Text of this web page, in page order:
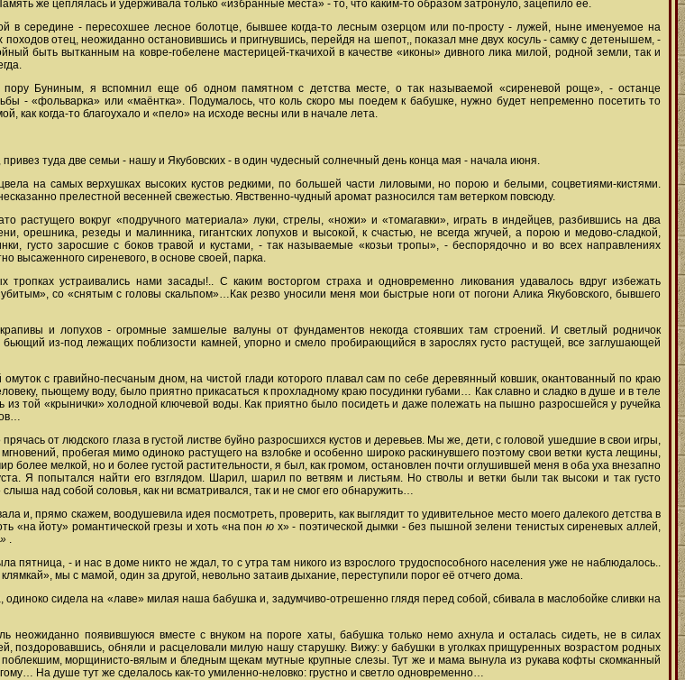
же цеплялась и удерживала только «избранные места» - то, что каким-то образом затронуло, зацепило ее.
в середине - пересохшее лесное болотце, бывшее когда-то лесным озерцом или по-просту - лужей, ныне именуемое на
отец, неожиданно остановившись и пригнувшись, перейдя на шепот,, показал мне двух косуль - самку с детенышем, -
быть вытканным на ковре-гобелене мастерицей-ткачихой в качестве «иконы» дивного лика милой, родной земли, так и
Буниным, я вспомнил еще об одном памятном с детства месте, о так называемой «сиреневой роще», - останце
- «фольварка» или «маёнтка». Подумалось, что коль скоро мы поедем к бабушке, нужно будет непременно посетить то
как когда-то благоухало и «пело» на исходе весны или в начале лета.
туда две семьи - нашу и Якубовских - в один чудесный солнечный день конца мая - начала июня.
на самых верхушках высоких кустов редкими, по большей части лиловыми, но порою и белыми, соцветиями-кистями.
прелестной весенней свежестью. Явственно-чудный аромат разносился там ветерком повсюду.
растущего вокруг «подручного материала» луки, стрелы, «ножи» и «томагавки», играть в индейцев, разбившись на два
орешника, резеды и малинника, гигантских лопухов и высокой, к счастью, не всегда жгучей, а порою и медово-сладкой,
густо заросшие с боков травой и кустами, - так называемые «козьи тропы», - беспорядочно и во всех направлениях
высаженного сиреневого, в основе своей, парка.
устраивались нами засады!.. С каким восторгом страха и одновременно ликования удавалось вдруг избежать
со «снятым с головы скальпом»…Как резво уносили меня мои быстрые ноги от погони Алика Якубовского, бывшего
и лопухов - огромные замшелые валуны от фундаментов некогда стоявших там строений. И светлый родничок
из-под лежащих поблизости камней, упорно и смело пробирающийся в зарослях густо растущей, все заглушающей
с гравийно-песчаным дном, на чистой глади которого плавал сам по себе деревянный ковшик, окантованный по краю
пьющему воду, было приятно прикасаться к прохладному краю посудинки губами… Как славно и сладко в душе и в теле
из той «крынички» холодной ключевой воды. Как приятно было посидеть и даже полежать на пышно разросшейся у ручейка
от людского глаза в густой листве буйно разросшихся кустов и деревьев. Мы же, дети, с головой ушедшие в свои игры,
пробегая мимо одиноко растущего на взлобке и особенно широко раскинувшего поэтому свои ветки куста лещины,
более мелкой, но и более густой растительности, я был, как громом, остановлен почти оглушившей меня в оба уха внезапно
Я попытался найти его взглядом. Шарил, шарил по ветвям и листьям. Но стволы и ветки были так высоки и так густо
над собой соловья, как ни всматривался, так и не смог его обнаружить…
и, прямо скажем, воодушевила идея посмотреть, проверить, как выглядит то удивительное место моего далекого детства в
«на йоту» романтической грезы и хоть «на пон ю х» - поэтической дымки - без пышной зелени тенистых сиреневых аллей,
.
пятница, - и нас в доме никто не ждал, то с утра там никого из взрослого трудоспособного населения уже не наблюдалось..
мы с мамой, один за другой, невольно затаив дыхание, переступили порог её отчего дома.
одиноко сидела на «лаве» милая наша бабушка и, задумчиво-отрешенно глядя перед собой, сбивала в маслобойке сливки на
появившуюся вместе с внуком на пороге хаты, бабушка только немо ахнула и осталась сидеть, не в силах
поздоровавшись, обняли и расцеловали милую нашу старушку. Вижу: у бабушки в уголках прищуренных возрастом родных
поблекшим, морщинисто-вялым и бледным щекам мутные крупные слезы. Тут же и мама вынула из рукава кофты скомканный
На душе тут же сделалось как-то умиленно-неловко: грустно и светло одновременно…